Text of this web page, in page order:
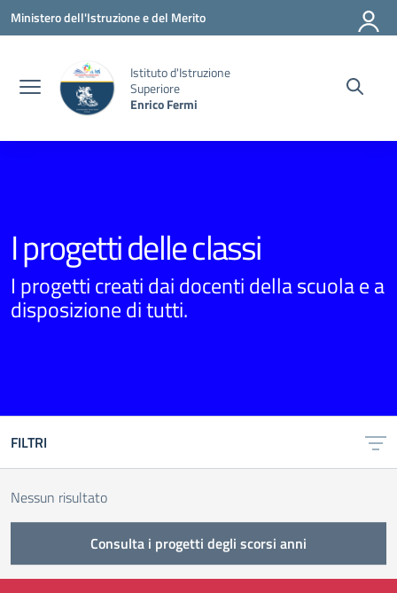
Vai ai contenuti
Vai al menu di navigazione
Vai al footer
Ministero dell'Istruzione e del Merito
Istituto d'Istruzione
Superiore
Enrico Fermi
I progetti delle classi
I progetti creati dai docenti della scuola e a
disposizione di tutti.
FILTRI
Nessun risultato
Consulta i progetti degli scorsi anni